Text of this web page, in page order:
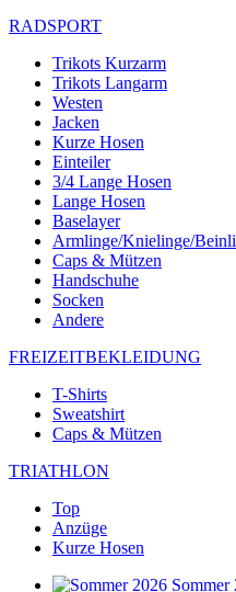
RADSPORT
Trikots Kurzarm
Trikots Langarm
Westen
Jacken
Kurze Hosen
Einteiler
3/4 Lange Hosen
Lange Hosen
Baselayer
Armlinge/Knielinge/
Caps & Mützen
Handschuhe
Socken
Andere
FREIZEITBEKLEIDUNG
T-Shirts
Sweatshirt
Caps & Mützen
TRIATHLON
Top
Anzüge
Kurze Hosen
Sommer